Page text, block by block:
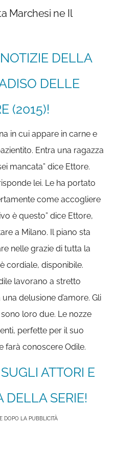
Marchesi ne Il
DELLA
DELLE
(2015)!
in cui appare in carne e
Entra una ragazza
mancata” dice Ettore.
lei. Le ha portato
come accogliere
è questo” dice Ettore,
a Milano. Il piano sta
nelle grazie di tutta la
cordiale, disponibile.
lavorano a stretto
delusione d’amore. Gli
loro due. Le nozze
perfette per il suo
farà conoscere Odile.
ATTORI E
SERIE!
DOPO LA PUBBLICITÀ